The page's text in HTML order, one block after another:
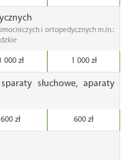
i ortopedycznych m.in.:
000 zł 1 000 zł
słuchowe, aparaty
600 zł 600 zł